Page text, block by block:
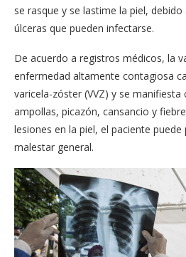
se rasque y se lastime la piel,
úlceras que pueden infectarse.
De acuerdo a registros médicos, la
enfermedad altamente contagiosa
varicela-zóster (VVZ) y se manifiesta
ampollas, picazón, cansancio y
lesiones en la piel, el paciente
malestar general.